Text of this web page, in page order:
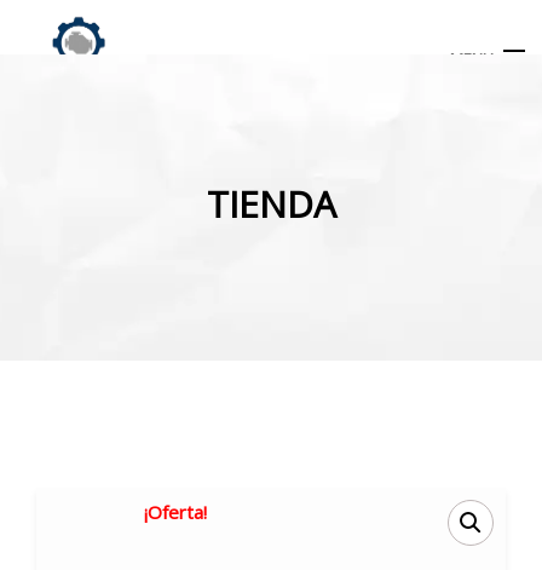
MENU
TIENDA
¡Oferta!